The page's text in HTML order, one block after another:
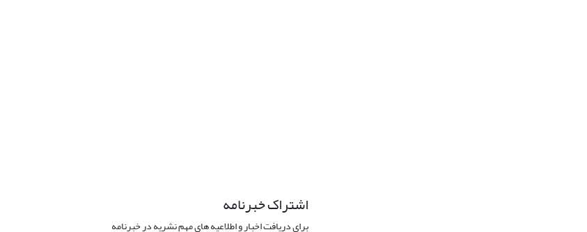
اشتراک خبرنامه
برای دریافت اخبار و اطلاعیه های مهم نشریه در خبرنامه